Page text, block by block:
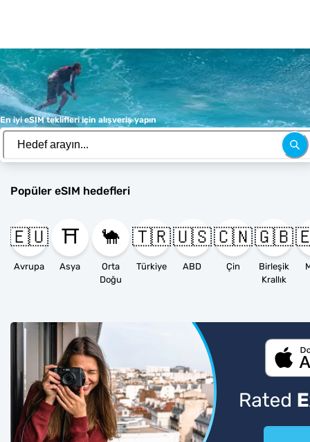
En iyi eSIM teklifleri için alışveriş yapın
Popüler eSIM hedefleri
🇪🇺
Avrupa
⛩️
Asya
🐪
Orta
Doğu
🇹🇷
Türkiye
🇺🇸
ABD
🇨🇳
Çin
🇬🇧
Birleşik
Krallık